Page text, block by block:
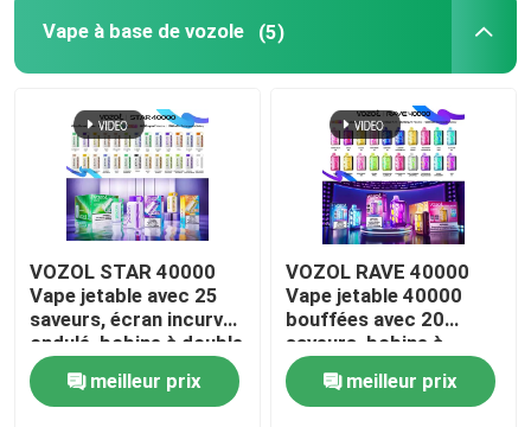
Vapeur ENVA
Okk Vape
Vape à base de vozole (5)
VOZOL STAR 40000
Vape jetable avec 25
saveurs, écran incurvé
ondulé, bobine à double
maille, batterie
rechargeable de 1000
mAh
meilleur prix
VOZOL RAVE 40000
Vape jetable 40000
bouffées avec 20
saveurs, bobine à
double maille, batterie
rechargeable de 1000
mAh
meilleur prix